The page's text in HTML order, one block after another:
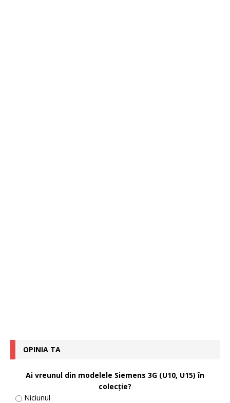
OPINIA TA
Ai vreunul din modelele Siemens 3G (U10, U15) în
colecţie?
Niciunul